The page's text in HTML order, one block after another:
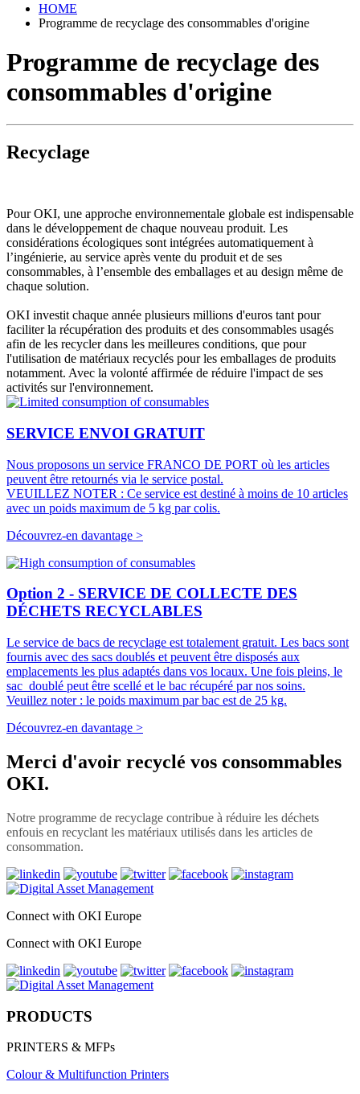
HOME
Programme de recyclage des consommables d'origine
Programme de recyclage des
consommables d'origine
Recyclage
Pour OKI, une approche environnementale globale est indispensable
dans le développement de chaque nouveau produit. Les
considérations écologiques sont intégrées automatiquement à
l’ingénierie, au service après vente du produit et de ses
consommables, à l’ensemble des emballages et au design même de
chaque solution.
OKI investit chaque année plusieurs millions d'euros tant pour
faciliter la récupération des produits et des consommables usagés
afin de les recycler dans les meilleures conditions, que pour
l'utilisation de matériaux recyclés pour les emballages de produits
notamment. Avec la volonté affirmée de réduire l'impact de ses
activités sur l'environnement.
SERVICE ENVOI GRATUIT
Nous proposons un service FRANCO DE PORT où les articles
peuvent être retournés via le service postal.
VEUILLEZ NOTER : Ce service est destiné à moins de 10 articles
avec un poids maximum de 5 kg par colis.
Découvrez-en davantage >
Option 2 - SERVICE DE COLLECTE DES
DÉCHETS RECYCLABLES
Le service de bacs de recyclage est totalement gratuit. Les bacs sont
fournis avec des sacs doublés et peuvent être disposés aux
emplacements les plus adaptés dans vos locaux. Une fois pleins, le
sac doublé peut être scellé et le bac récupéré par nos soins.
Veuillez noter : le poids maximum par bac est de 25 kg.
Découvrez-en davantage >
Merci d'avoir recyclé vos consommables
OKI.
Notre programme de recyclage contribue à réduire les déchets
enfouis en recyclant les matériaux utilisés dans les articles de
consommation.
Connect with OKI Europe
Connect with OKI Europe
PRODUCTS
PRINTERS & MFPs
Colour & Multifunction Printers